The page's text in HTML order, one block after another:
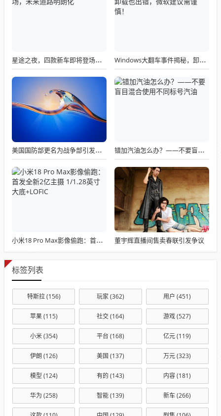
星途之夜，四款新车即将登场，未来道路明朗化 Windows大翻车事件揭秘，卸载也出错，微软建议需谨慎！
美国国防部更名为战争部引发关注热议 错加汽油怎么办？——不要盲目混合使用不同标号汽油
小米18 Pro Max影像偷跑：首发全新2亿主摄 1/1.28英寸大底+LOFIC 董宇辉直播间售卖春联引发争议
标签列表
特斯拉(156) 玩家(362) 用户 (451)
苹果(115) 社交(164) 游戏(527)
小米(354) 平台 (168) 亿元(119)
伊朗 (126) 美国 (137) 万元(323)
模型 (124) 有的 (143) 内容(181)
华为 (258) 智能(139) 新车(266)